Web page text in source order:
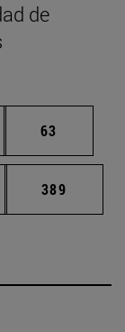
de
intermedias
Página
63
intermedias
Página
389